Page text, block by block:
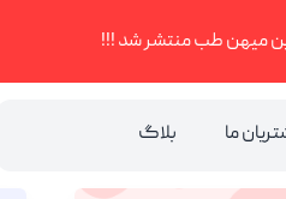
میهن طب منتشر شد !!!
ما بلاگ